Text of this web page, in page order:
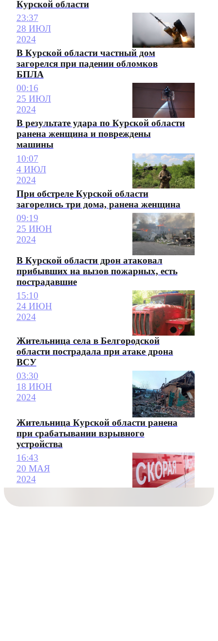
Курской области
23:37
28 ИЮЛ
2024
В Курской области частный дом
загорелся при падении обломков
БПЛА
00:16
25 ИЮЛ
2024
В результате удара по Курской области
ранена женщина и повреждены
машины
10:07
4 ИЮЛ
2024
При обстреле Курской области
загорелись три дома, ранена женщина
09:19
25 ИЮН
2024
В Курской области дрон атаковал
прибывших на вызов пожарных, есть
пострадавшие
15:10
24 ИЮН
2024
Жительница села в Белгородской
области пострадала при атаке дрона
ВСУ
03:30
18 ИЮН
2024
Жительница Курской области ранена
при срабатывании взрывного
устройства
16:43
20 МАЯ
2024